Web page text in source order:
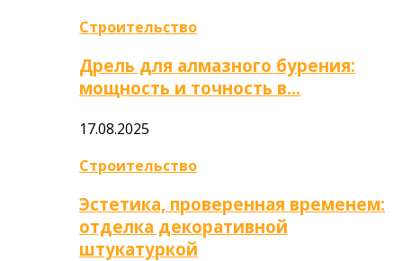
Строительство
Дрель для алмазного бурения:
мощность и точность в…
17.08.2025
Строительство
Эстетика, проверенная временем:
отделка декоративной
штукатуркой